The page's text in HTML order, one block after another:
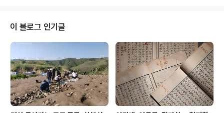
가 하고 싶은 말은 왜 우리는 책 제목이 하나 같이 천편일률
하나 이거다. 저 제목만 봐도 우리는 저 책이 소위 국내 창
작서가 아니요 번안임을 직감한다. 왜? 우리 대가리는 곧
죽어도 저 부제에 들어간 저런 제목, 혹은 무엇에 대한 연구
따위를 표방한 제목을 잡을 수밖에 없는가? 물론 저런 제목
에 대한 우려가 없지..
이 블로그 인기글